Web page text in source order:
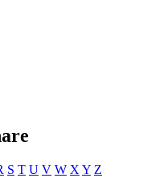
S T U V W X Y Z